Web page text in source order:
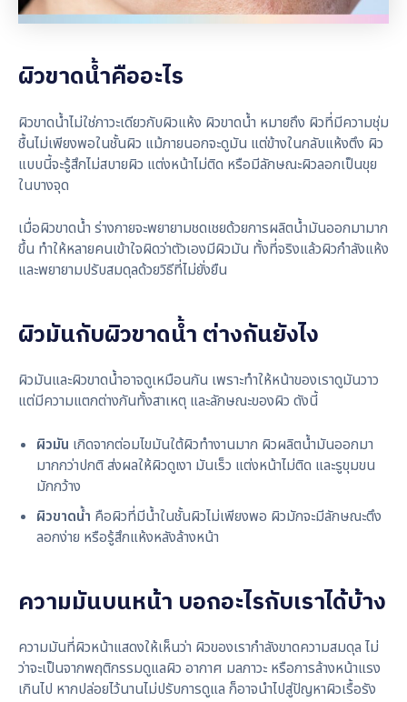
ผิวขาดน้ำคืออะไร
ผิวขาดน้ำไม่ใช่ภาวะเดียวกับผิวแห้ง ผิวขาดน้ำ หมายถึง ผิวที่มีความชุ่ม
ชื้นไม่เพียงพอในชั้นผิว แม้ภายนอกจะดูมัน แต่ข้างในกลับแห้งตึง ผิว
แบบนี้จะรู้สึกไม่สบายผิว แต่งหน้าไม่ติด หรือมีลักษณะผิวลอกเป็นขุย
ในบางจุด
เมื่อผิวขาดน้ำ ร่างกายจะพยายามชดเชยด้วยการผลิตน้ำมันออกมามาก
ขึ้น ทำให้หลายคนเข้าใจผิดว่าตัวเองมีผิวมัน ทั้งที่จริงแล้วผิวกำลังแห้ง
และพยายามปรับสมดุลด้วยวิธีที่ไม่ยั่งยืน
ผิวมันกับผิวขาดน้ำ ต่างกันยังไง
ผิวมันและผิวขาดน้ำอาจดูเหมือนกัน เพราะทำให้หน้าของเราดูมันวาว
แต่มีความแตกต่างกันทั้งสาเหตุ และลักษณะของผิว ดังนี้
ผิวมัน เกิดจากต่อมไขมันใต้ผิวทำงานมาก ผิวผลิตน้ำมันออกมา
มากกว่าปกติ ส่งผลให้ผิวดูเงา มันเร็ว แต่งหน้าไม่ติด และรูขุมขน
มักกว้าง
ผิวขาดน้ำ คือผิวที่มีน้ำในชั้นผิวไม่เพียงพอ ผิวมักจะมีลักษณะตึง
ลอกง่าย หรือรู้สึกแห้งหลังล้างหน้า
ความมันบนหน้า บอกอะไรกับเราได้บ้าง
ความมันที่ผิวหน้าแสดงให้เห็นว่า ผิวของเรากำลังขาดความสมดุล ไม่
ว่าจะเป็นจากพฤติกรรมดูแลผิว อากาศ มลภาวะ หรือการล้างหน้าแรง
เกินไป หากปล่อยไว้นานไม่ปรับการดูแล ก็อาจนำไปสู่ปัญหาผิวเรื้อรัง